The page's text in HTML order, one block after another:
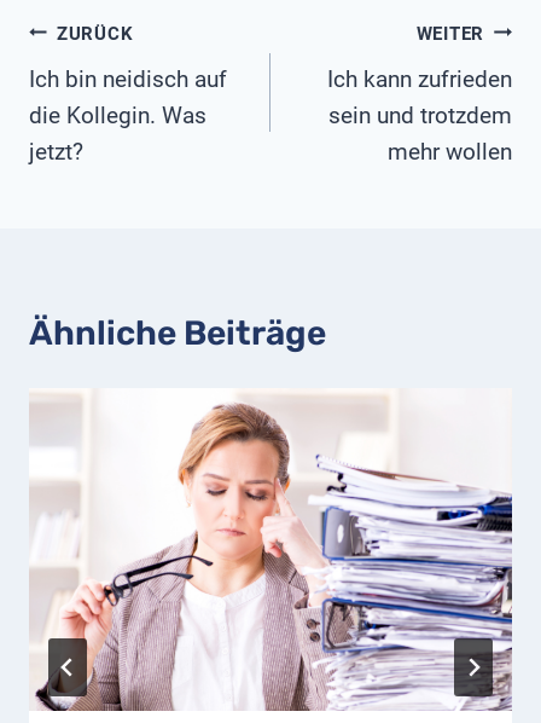
Beitragsnavigation
ZURÜCK
Ich bin neidisch auf
die Kollegin. Was
jetzt?
WEITER
Ich kann zufrieden
sein und trotzdem
mehr wollen
Ähnliche Beiträge